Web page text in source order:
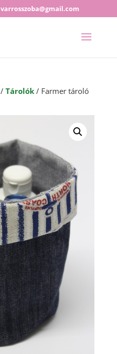
varrosszoba@gmail.com
/ Tárolók/ Farmer tároló